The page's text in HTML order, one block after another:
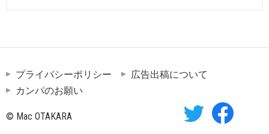
プライバシーポリシー
広告出稿について
カンパのお願い
© Mac OTAKARA